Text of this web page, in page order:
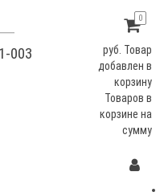
003
0
руб. Товар
добавлен в
корзину
Товаров в
корзине на
сумму